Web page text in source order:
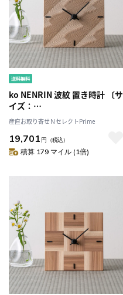
ko NENRIN 波紋 置き時計 〔サ
イズ：
W124×H124×D38mm、単三
電池1本〕［北海道・離島 配送
不可］
産直お取り寄せＮセレクトPrime
19,701 円 （税込）
積算 179 マイル (1倍)